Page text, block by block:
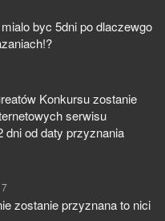
byc 5dni po dlaczewgo
Konkursu zostanie
serwisu
dni od daty przyznania
zostanie przyznana to nici